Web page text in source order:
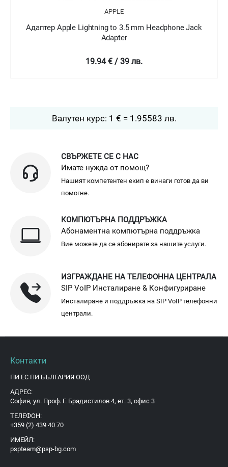
APPLE
Адаптер Apple Lightning to 3.5 mm Headphone Jack
Adapter
19.94 € / 39 лв.
Валутен курс: 1 € = 1.95583 лв.
СВЪРЖЕТЕ СЕ С НАС
Имате нужда от помощ?
Нашият компетентен екип е винаги готов да ви
помогне.
КОМПЮТЪРНА ПОДДРЪЖКА
Абонаментна компютърна поддръжка
Вие можете да се абонирате за нашите услуги.
ИЗГРАЖДАНЕ НА ТЕЛЕФОННА ЦЕНТРАЛА
SIP VoIP Инсталиране & Конфигуриране
Инсталиране и поддръжка на SIP VoIP телефонни
централи.
Контакти
ПИ ЕС ПИ БЪЛГАРИЯ ООД
АДРЕС:
София, ул. Проф. Г. Брадистилов 4, ет. 3, офис 3
ТЕЛЕФОН:
+359 (2) 439 40 70
ИМЕЙЛ:
pspteam@psp-bg.com